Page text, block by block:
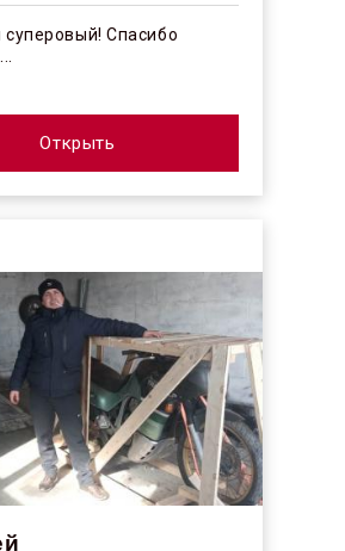
суперовый! Спасибо
Открыть